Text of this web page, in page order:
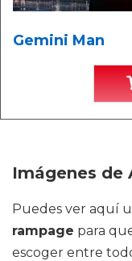
Gemini Man
Imágenes de
Puedes ver aquí
rampage para
escoger entre